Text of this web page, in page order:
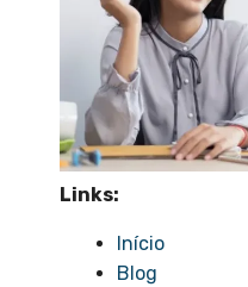
Links:
Início
Blog